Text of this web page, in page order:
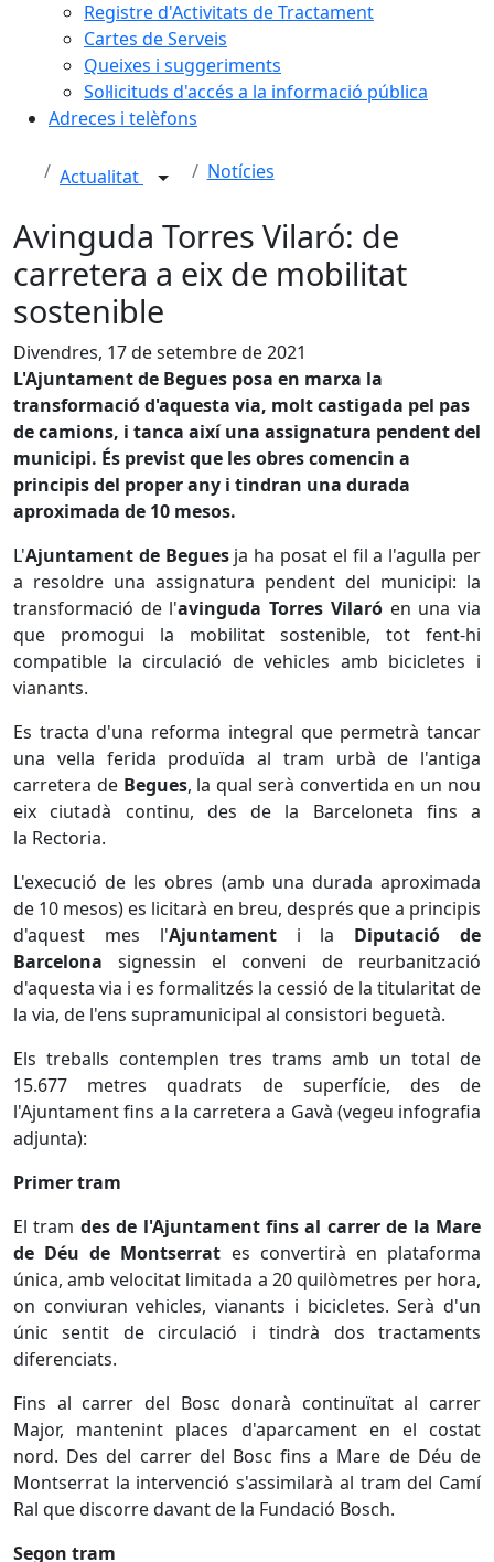
Registre d'Activitats de Tractament
Cartes de Serveis
Queixes i suggeriments
Sol·licituds d'accés a la informació pública
Adreces i telèfons
Actualitat Notícies
Avinguda Torres Vilaró: de
carretera a eix de mobilitat
sostenible
Divendres, 17 de setembre de 2021
L'Ajuntament de Begues posa en marxa la
transformació d'aquesta via, molt castigada pel pas
de camions, i tanca així una assignatura pendent del
municipi. És previst que les obres comencin a
principis del proper any i tindran una durada
aproximada de 10 mesos.
L'Ajuntament de Beguesja ha posat el fil a l'agulla per
a resoldre una assignatura pendent del municipi: la
transformació de l'avinguda Torres Vilaróen una via
que promogui la mobilitat sostenible, tot fent-hi
compatible la circulació de vehicles amb bicicletes i
vianants.
Es tracta d'una reforma integral que permetrà tancar
una vella ferida produïda al tram urbà de l'antiga
carretera de Begues, la qual serà convertida en un nou
eix ciutadà continu, des de la Barceloneta fins a
la Rectoria.
L'execució de les obres (amb una durada aproximada
de 10 mesos) es licitarà en breu, després que a principis
d'aquest mes l'Ajuntamenti la Diputació de
Barcelona signessin el conveni de reurbanització
d'aquesta via i es formalitzés la cessió de la titularitat de
la via, de l'ens supramunicipal al consistori beguetà.
Els treballs contemplen tres trams amb un total de
15.677 metres quadrats de superfície, des de
l'Ajuntament fins a la carretera a Gavà (vegeu infografia
adjunta):
Primer tram
El tram des de l'Ajuntament fins al carrer de la Mare
de Déu de Montserrat es convertirà en plataforma
única, amb velocitat limitada a 20 quilòmetres per hora,
on conviuran vehicles, vianants i bicicletes. Serà d'un
únic sentit de circulació i tindrà dos tractaments
diferenciats.
Fins al carrer del Bosc donarà continuïtat al carrer
Major, mantenint places d'aparcament en el costat
nord. Des del carrer del Bosc fins a Mare de Déu de
Montserrat la intervenció s'assimilarà al tram del Camí
Ral que discorre davant de la Fundació Bosch.
Segon tram